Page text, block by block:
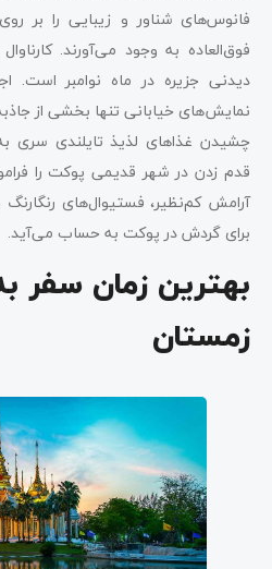
فانوس‌های شناور و زیبایی را بر
فوق‌العاده به وجود می‌آورند.
دیدنی جزیره در ماه نوامبر است.
نمایش‌های خیابانی تنها بخشی از
چشیدن غذاهای لذیذ تایلندی سری
قدم زدن در شهر قدیمی پوکت را
آرامش کم‌نظیر، فستیوال‌های
برای گردش در پوکت به حساب می‌آید.
بهترین زمان سفر
زمستان